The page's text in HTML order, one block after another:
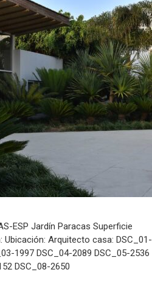
ESP Jardín Paracas Superficie
Arquitecto casa: DSC_01-
1997 DSC_04-2089 DSC_05-2536
DSC_08-2650